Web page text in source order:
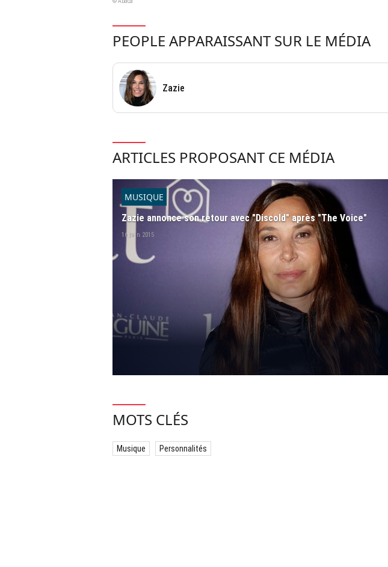
PEOPLE APPARAISSANT SUR LE MÉDIA
Zazie
ARTICLES PROPOSANT CE MÉDIA
MUSIQUE
Zazie annonce son retour avec "Discold" après "The Voice"
16 juin 2015
MOTS CLÉS
Musique Personnalités